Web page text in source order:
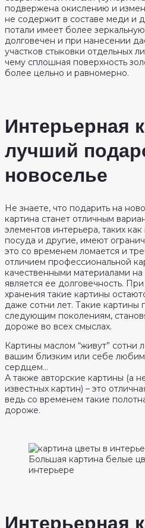
подвержена окислению и
не содержит в составе меди и
потали имеет более
долговечен и при нанесении
участков стыковки отдельных
чему сплошная поверхность
более цельно и равномерно.
Интерьерная
лучший
новоселье
Не знаете, что подарить на
картина станет отличным
элементов интерьера, таких
посуда и другие, имеют
это со временем ломается и
отличием профессиональной
качественными материалами на
является ее долговечность.
хранения такие картины
даже сотни лет. Такие картины
следующим поколениям,
дороже во всех смыслах.
Картины маслом “живут” сотни
вашим близким или себе
сердцем…
А также авторские картины (а
известных картин) – это
ведь со временем такие
дороже.
Большая картина белые
интерьере
Интерьерная